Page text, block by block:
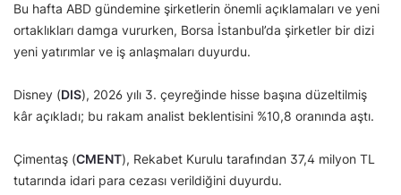
Bu hafta ABD gündemine şirketlerin önemli açıklamaları ve yeni
ortaklıkları damga vururken, Borsa İstanbul’da şirketler bir dizi
yeni yatırımlar ve iş anlaşmaları duyurdu.
Disney (DIS), 2026 yılı 3. çeyreğinde hisse başına düzeltilmiş
kâr açıkladı; bu rakam analist beklentisini %10,8 oranında aştı.
Çimentaş (CMENT), Rekabet Kurulu tarafından 37,4 milyon TL
tutarında idari para cezası verildiğini duyurdu.